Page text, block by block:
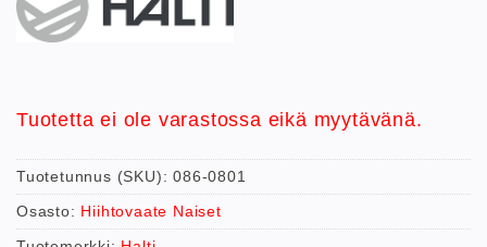
Tuotetta ei ole varastossa eikä myytävänä.
Tuotetunnus (SKU):086-0801
Osasto: Hiihtovaate Naiset